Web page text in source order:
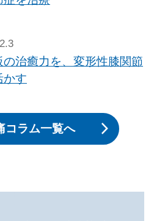
の治癒力を、変形性膝関節
かす
コラム一覧へ